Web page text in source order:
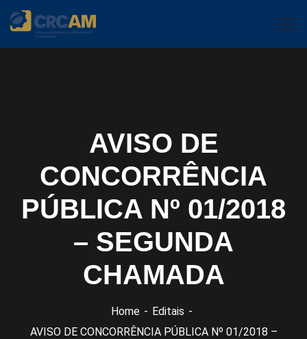
AVISO DE
CONCORRÊNCIA
PÚBLICA Nº 01/2018
– SEGUNDA
CHAMADA
Home
Editais
AVISO DE CONCORRÊNCIA PÚBLICA Nº 01/2018 –